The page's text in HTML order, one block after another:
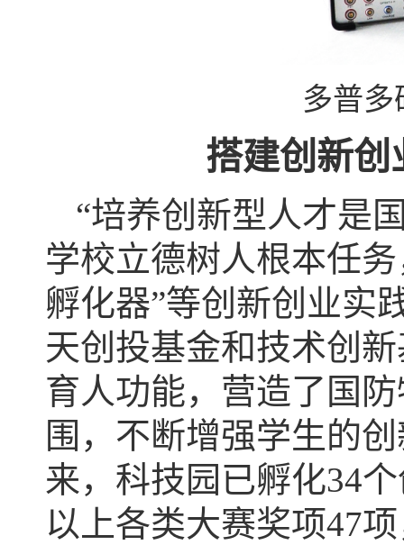
多普多
搭建创新创
“培养创新型人才是
学校立德树人根本任
孵化器”等创新创业实
天创投基金和技术创
育人功能，营造了国
围，不断增强学生的
来，科技园已孵化34
以上各类大赛奖项47